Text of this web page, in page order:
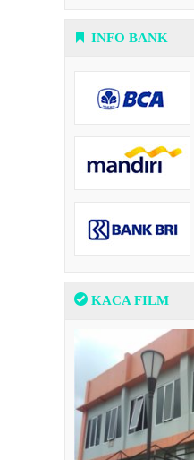
INFO BANK
KACA FILM